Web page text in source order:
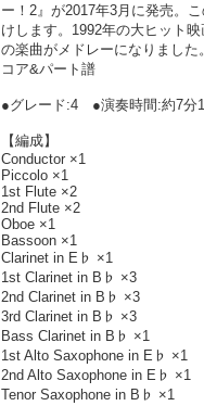
ー！2』が2017年3月に発売。
けします。1992年の大ヒット
の楽曲がメドレーになりまし
コア&パート譜
●グレード:4 ●演奏時間:約7分
【編成】
Conductor ×1
Piccolo ×1
1st Flute ×2
2nd Flute ×2
Oboe ×1
Bassoon ×1
Clarinet in E♭ ×1
1st Clarinet in B♭ ×3
2nd Clarinet in B♭ ×3
3rd Clarinet in B♭ ×3
Bass Clarinet in B♭ ×1
1st Alto Saxophone in E♭ ×1
2nd Alto Saxophone in E♭ ×1
Tenor Saxophone in B♭ ×1